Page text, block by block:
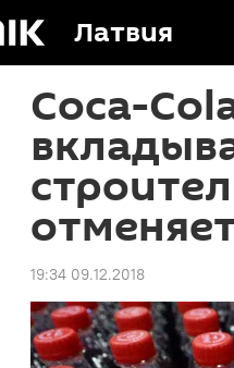
Латвия
Coca-
19:34 09.12.2018